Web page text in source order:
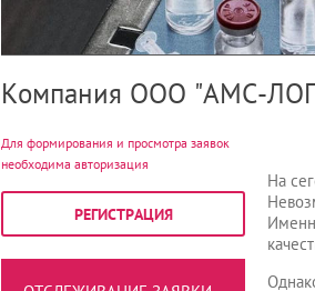
Компания ООО "АМС-
Для формирования и просмотра заявок
необходима авторизация
РЕГИСТРАЦИЯ
На